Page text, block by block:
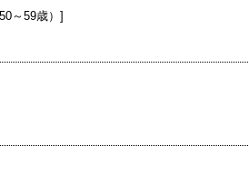
～59歳）]